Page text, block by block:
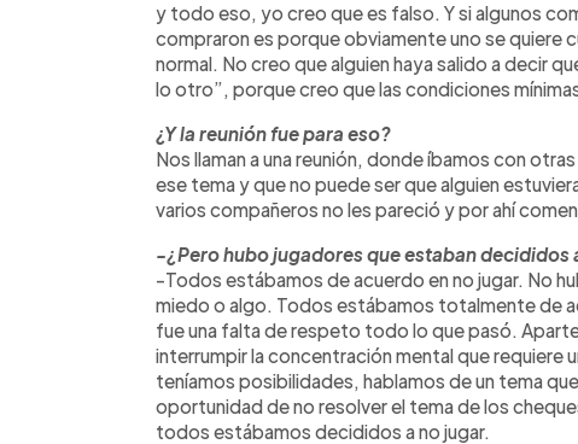
y todo eso, yo creo que es falso. Y si algunos
compraron es porque obviamente uno se quiere
normal. No creo que alguien haya salido a decir
lo otro”, porque creo que las condiciones
¿Y la reunión fue para eso?
Nos llaman a una reunión, donde íbamos con
ese tema y que no puede ser que alguien
varios compañeros no les pareció y por ahí
-¿Pero hubo jugadores que estaban decididos
-Todos estábamos de acuerdo en no jugar. No
miedo o algo. Todos estábamos totalmente de
fue una falta de respeto todo lo que pasó.
interrumpir la concentración mental que requiere
teníamos posibilidades, hablamos de un tema
oportunidad de no resolver el tema de los
todos estábamos decididos a no jugar.